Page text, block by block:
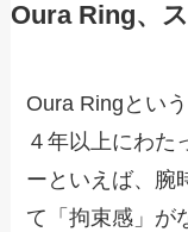
Oura Ring、
Oura Ringとい
４年以上にわた
ーといえば、腕
て「拘束感」が